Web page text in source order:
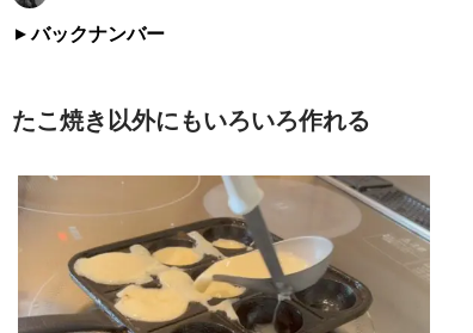
バックナンバー
たこ焼き以外にもいろいろ作れる